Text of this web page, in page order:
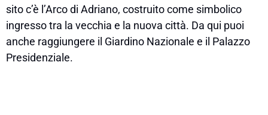
sito c’è l’Arco di Adriano, costruito come simbolico
ingresso tra la vecchia e la nuova città. Da qui puoi
anche raggiungere il Giardino Nazionale e il Palazzo
Presidenziale.